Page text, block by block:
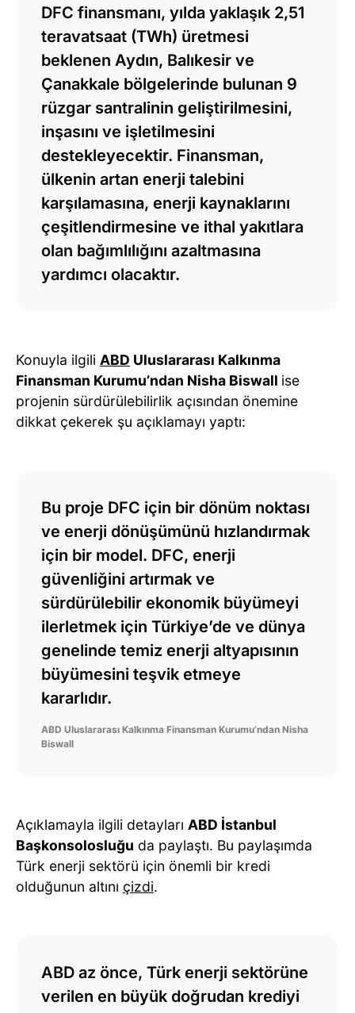
DFC finansmanı, yılda yaklaşık 2,51
teravatsaat (TWh) üretmesi
beklenen Aydın, Balıkesir ve
Çanakkale bölgelerinde bulunan 9
rüzgar santralinin geliştirilmesini,
inşasını ve işletilmesini
destekleyecektir. Finansman,
ülkenin artan enerji talebini
karşılamasına, enerji kaynaklarını
çeşitlendirmesine ve ithal yakıtlara
olan bağımlılığını azaltmasına
yardımcı olacaktır.
Konuyla ilgili ABD Uluslararası Kalkınma
Finansman Kurumu’ndan Nisha Biswall ise
projenin sürdürülebilirlik açısından önemine
dikkat çekerek şu açıklamayı yaptı:
Bu proje DFC için bir dönüm noktası
ve enerji dönüşümünü hızlandırmak
için bir model. DFC, enerji
güvenliğini artırmak ve
sürdürülebilir ekonomik büyümeyi
ilerletmek için Türkiye’de ve dünya
genelinde temiz enerji altyapısının
büyümesini teşvik etmeye
kararlıdır.
ABD Uluslararası Kalkınma Finansman Kurumu’ndan Nisha
Biswall
Açıklamayla ilgili detayları ABD İstanbul
Başkonsolosluğu da paylaştı. Bu paylaşımda
Türk enerji sektörü için önemli bir kredi
olduğunun altını çizdi.
ABD az önce, Türk enerji sektörüne
verilen en büyük doğrudan krediyi